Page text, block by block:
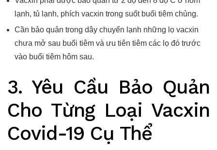
lạnh, tủ lạnh, phích vacxin trong suốt buổi tiêm chủng.
Cần bảo quản trong dây chuyển lạnh những lọ vacxin
chưa mở sau buổi tiêm và ưu tiên tiêm các lọ đó trước
vào buổi tiêm hôm sau.
3. Yêu Cầu Bảo Quản
Cho Từng Loại Vacxin
Covid-19 Cụ Thể